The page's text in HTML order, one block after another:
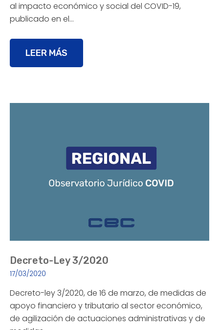
al impacto económico y social del COVID-19,
publicado en el…
LEER MÁS
Decreto-Ley 3/2020
17/03/2020
Decreto-ley 3/2020, de 16 de marzo, de medidas de
apoyo financiero y tributario al sector económico,
de agilización de actuaciones administrativas y de